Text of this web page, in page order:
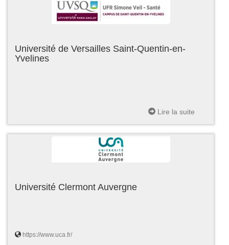
Université de Versailles Saint-Quentin-en-
Yvelines
Lire la suite
Université Clermont Auvergne
https://www.uca.fr/